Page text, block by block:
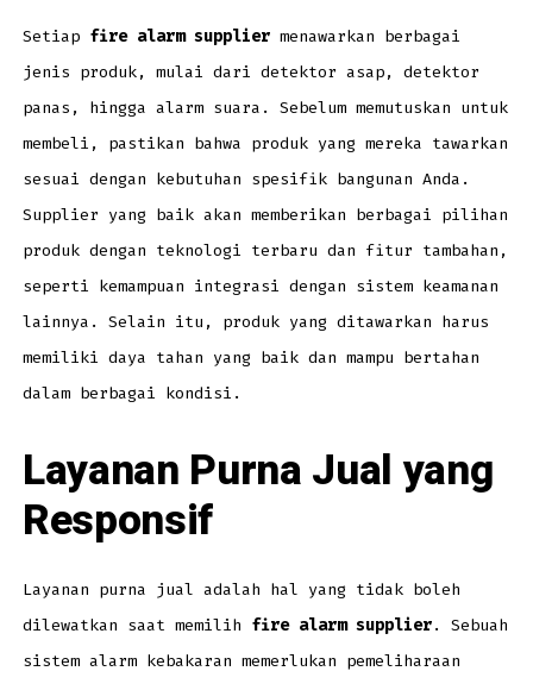
Setiap fire alarm suppliermenawarkan berbagai
jenis produk, mulai dari detektor asap, detektor
panas, hingga alarm suara. Sebelum memutuskan untuk
membeli, pastikan bahwa produk yang mereka tawarkan
sesuai dengan kebutuhan spesifik bangunan Anda.
Supplier yang baik akan memberikan berbagai pilihan
produk dengan teknologi terbaru dan fitur tambahan,
seperti kemampuan integrasi dengan sistem keamanan
lainnya. Selain itu, produk yang ditawarkan harus
memiliki daya tahan yang baik dan mampu bertahan
dalam berbagai kondisi.
Layanan Purna Jual yang
Responsif
Layanan purna jual adalah hal yang tidak boleh
dilewatkan saat memilih fire alarm supplier. Sebuah
sistem alarm kebakaran memerlukan pemeliharaan